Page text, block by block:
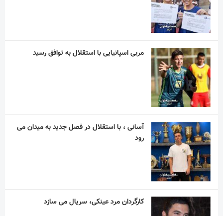
مربی اسپانیایی با استقلال به توافق رسید
آسانی ، با استقلال در فصل جدید به میدان می
رود
کارگردان مرد عینکی، سریال می سازد